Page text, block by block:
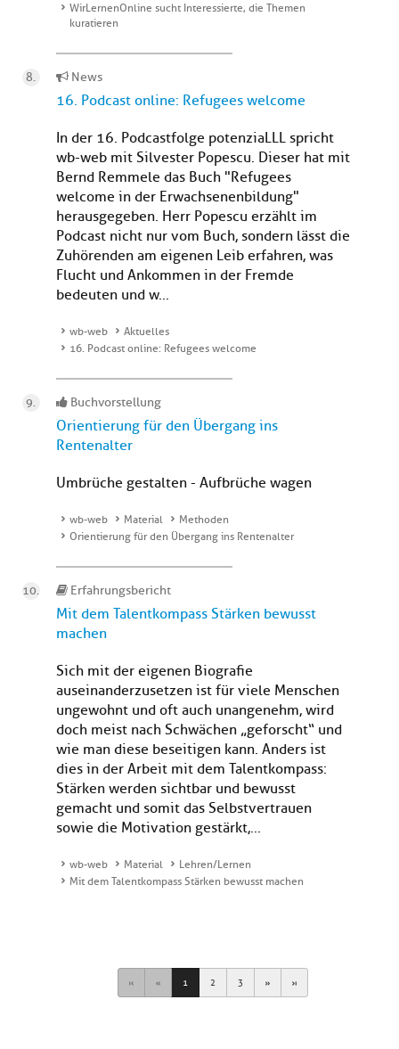
WirLernenOnline sucht Interessierte, die Themen
kuratieren
News
16. Podcast online: Refugees welcome
In der 16. Podcastfolge potenziaLLL spricht
wb-web mit Silvester Popescu. Dieser hat mit
Bernd Remmele das Buch "Refugees
welcome in der Erwachsenenbildung"
herausgegeben. Herr Popescu erzählt im
Podcast nicht nur vom Buch, sondern lässt die
Zuhörenden am eigenen Leib erfahren, was
Flucht und Ankommen in der Fremde
bedeuten und w...
wb-web
Aktuelles
16. Podcast online: Refugees welcome
Buchvorstellung
Orientierung für den Übergang ins
Rentenalter
Umbrüche gestalten - Aufbrüche wagen
wb-web Material
Methoden
Orientierung für den Übergang ins Rentenalter
Erfahrungsbericht
Mit dem Talentkompass Stärken bewusst
machen
Sich mit der eigenen Biografie
auseinanderzusetzen ist für viele Menschen
ungewohnt und oft auch unangenehm, wird
doch meist nach Schwächen „geforscht“ und
wie man diese beseitigen kann. Anders ist
dies in der Arbeit mit dem Talentkompass:
Stärken werden sichtbar und bewusst
gemacht und somit das Selbstvertrauen
sowie die Motivation gestärkt,...
wb-web Material
Lehren/Lernen
Mit dem Talentkompass Stärken bewusst machen
First Previous
1 2 3 Next Last